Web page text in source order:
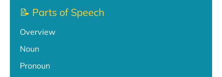
📝 Parts of Speech
Overview
Noun
Pronoun